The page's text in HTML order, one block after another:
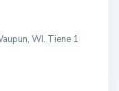
WI. Tiene 1